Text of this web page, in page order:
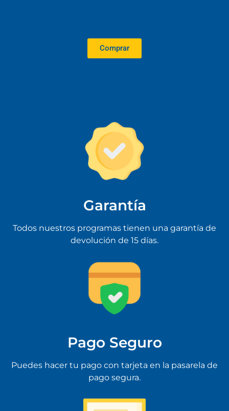
Comprar
Garantía
Todos nuestros programas tienen una garantía de
devolución de 15 días.
Pago Seguro
Puedes hacer tu pago con tarjeta en la pasarela de
pago segura.